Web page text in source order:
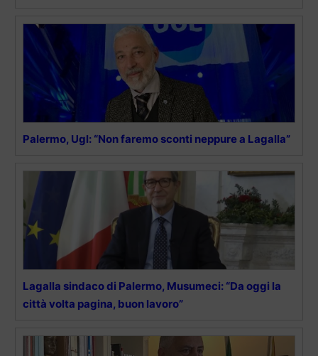
Palermo, Ugl: “Non faremo sconti neppure a Lagalla”
Lagalla sindaco di Palermo, Musumeci: “Da oggi la
città volta pagina, buon lavoro”